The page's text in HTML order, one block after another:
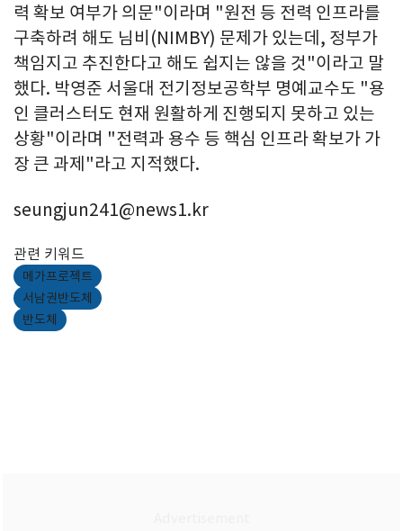
력 확보 여부가 의문"이라며 "원전 등 전력 인프라를
구축하려 해도 님비(NIMBY) 문제가 있는데, 정부가
책임지고 추진한다고 해도 쉽지는 않을 것"이라고 말
했다. 박영준 서울대 전기정보공학부 명예교수도 "용
인 클러스터도 현재 원활하게 진행되지 못하고 있는
상황"이라며 "전력과 용수 등 핵심 인프라 확보가 가
장 큰 과제"라고 지적했다.
seungjun241@news1.kr
관련 키워드
메가프로젝트
서남권반도체
반도체